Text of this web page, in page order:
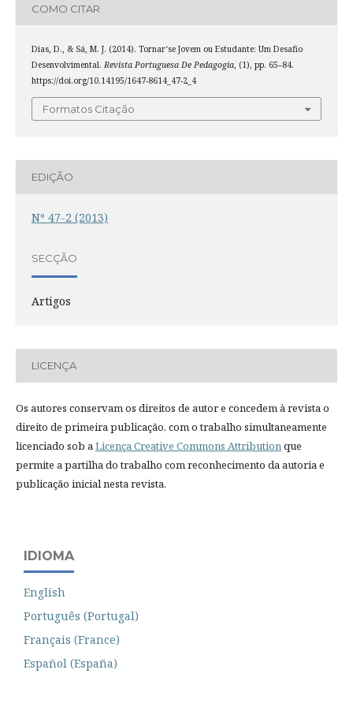
COMO CITAR
Dias, D., & Sá, M. J. (2014). Tornar‘se Jovem ou Estudante: Um Desafio
Desenvolvimental. Revista Portuguesa De Pedagogia, (1), pp. 65–84.
https://doi.org/10.14195/1647-8614_47-2_4
Formatos Citação
EDIÇÃO
Nº 47-2 (2013)
SECÇÃO
Artigos
LICENÇA
Os autores conservam os direitos de autor e concedem à revista o
direito de primeira publicação, com o trabalho simultaneamente
licenciado sob aLicença Creative Commons Attributionque
permite a partilha do trabalho com reconhecimento da autoria e
publicação inicial nesta revista.
IDIOMA
English
Português (Portugal)
Français (France)
Español (España)